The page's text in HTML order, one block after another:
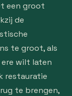
een groot
de
te groot, als
wilt laten
restauratie
te brengen,